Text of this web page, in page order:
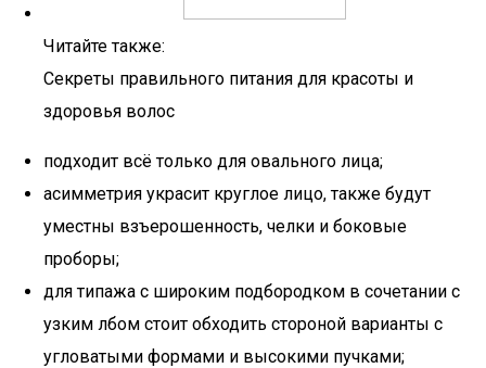
Читайте также:
Секреты правильного питания для красоты и
здоровья волос
подходит всё только для овального лица;
асимметрия украсит круглое лицо, также будут
уместны взъерошенность, челки и боковые
проборы;
для типажа с широким подбородком в сочетании с
узким лбом стоит обходить стороной варианты с
угловатыми формами и высокими пучками;